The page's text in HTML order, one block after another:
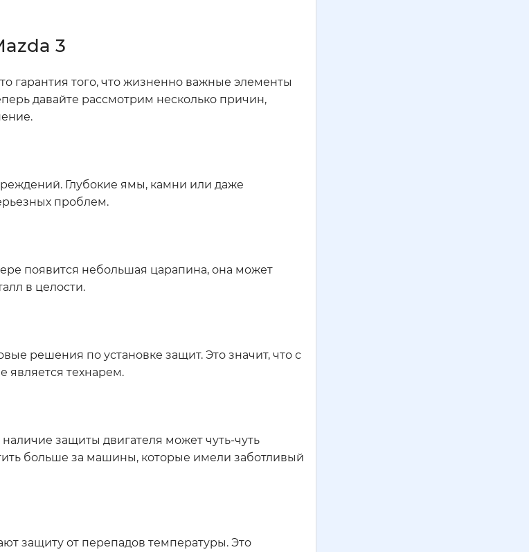
3
гарантия того, что жизненно важные элементы
давайте рассмотрим несколько причин,
Глубокие ямы, камни или даже
проблем.
появится небольшая царапина, она может
в целости.
решения по установке защит. Это значит, что с
является технарем.
защиты двигателя может чуть-чуть
больше за машины, которые имели заботливый
защиту от перепадов температуры. Это